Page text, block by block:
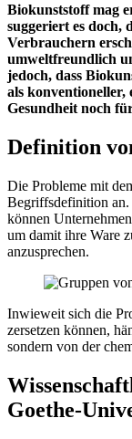
Biokunststoff mag
suggeriert es doch,
Verbrauchern
umweltfreundlich
jedoch, dass
als
Gesundheit noch
Definition
Die Probleme mit
Begriffsdefinition
können
um damit ihre Ware
anzusprechen.
Inwieweit sich die
zersetzen können,
sondern von der
Goethe-